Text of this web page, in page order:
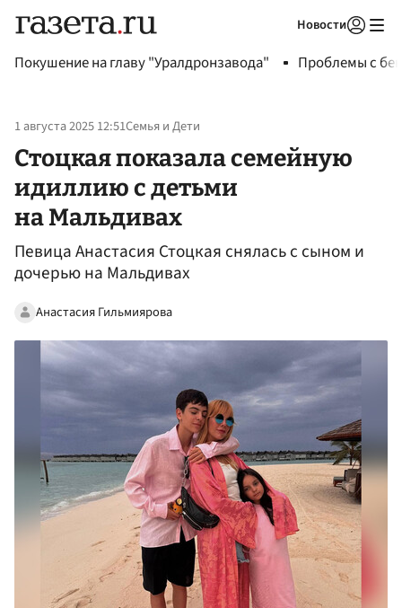
Новости
Покушение на главу "Уралдронзавода" Проблемы с
1 августа 2025 12:51Семья и Дети
Стоцкая показала семейную
идиллию с детьми
на Мальдивах
Певица Анастасия Стоцкая снялась с сыном и
дочерью на Мальдивах
Анастасия Гильмиярова